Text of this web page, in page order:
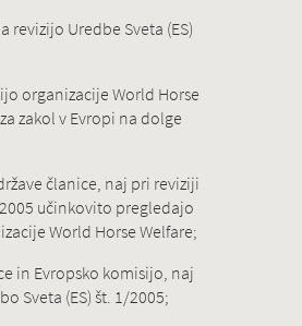
revizijo Uredbe Sveta (ES)
organizacije World Horse
zakol v Evropi na dolge
članice, naj pri reviziji
učinkovito pregledajo
World Horse Welfare;
in Evropsko komisijo, naj
Sveta (ES) št. 1/2005;